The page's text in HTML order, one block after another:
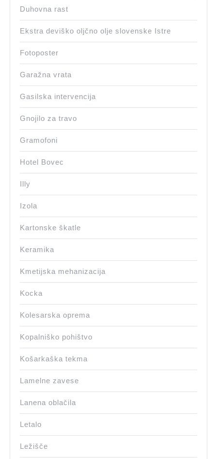
Duhovna rast
Ekstra deviško oljčno olje slovenske Istre
Fotoposter
Garažna vrata
Gasilska intervencija
Gnojilo za travo
Gramofoni
Hotel Bovec
Illy
Izola
Kartonske škatle
Keramika
Kmetijska mehanizacija
Kocka
Kolesarska oprema
Kopalniško pohištvo
Košarkaška tekma
Lamelne zavese
Lanena oblačila
Letalo
Ležišče